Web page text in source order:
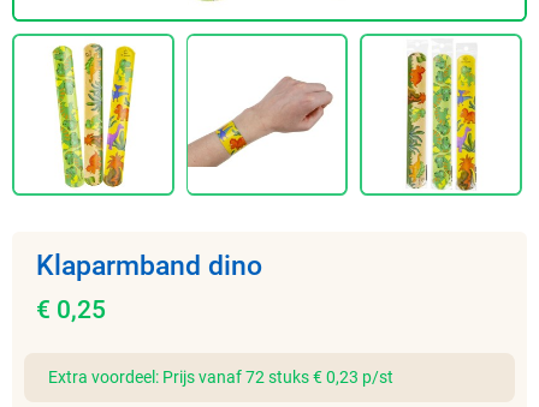
Klaparmband dino
€ 0,25
Extra voordeel: Prijs vanaf 72 stuks € 0,23 p/st